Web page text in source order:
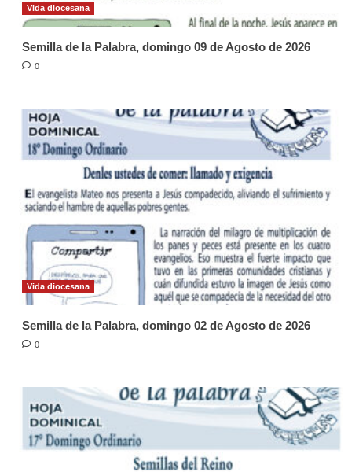
Vida diocesana
Semilla de la Palabra, domingo 09 de Agosto de 2026
0
Vida diocesana
Semilla de la Palabra, domingo 02 de Agosto de 2026
0